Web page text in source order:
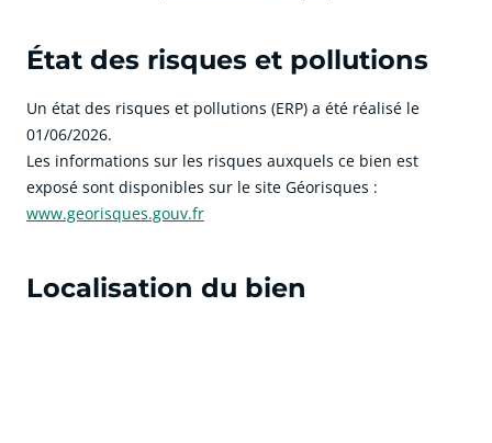
État des risques et pollutions
Un état des risques et pollutions (ERP) a été réalisé le
01/06/2026.
Les informations sur les risques auxquels ce bien est
exposé sont disponibles sur le site Géorisques :
www.georisques.gouv.fr
Localisation du bien